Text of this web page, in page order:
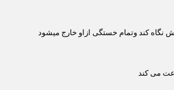
کند وتمام خستگی ازاو خارج میشود
می کند